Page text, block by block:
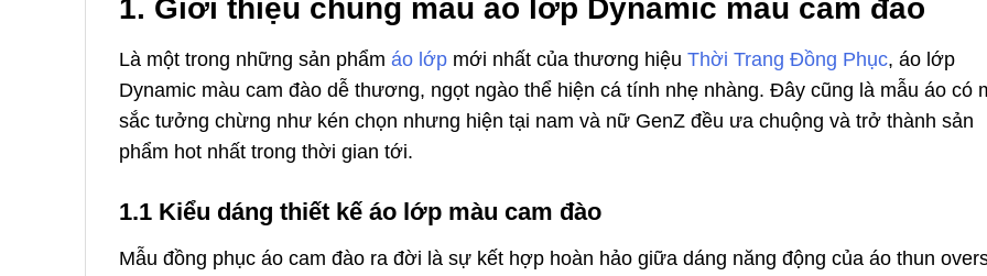
1. Giới thiệu chung mẫu áo lớp Dynamic màu cam đào
Là một trong những sản phẩm áo lớp mới nhất của thương hiệu Thời Trang Đồng Phục, áo lớp
Dynamic màu cam đào dễ thương, ngọt ngào thể hiện cá tính nhẹ nhàng. Đây cũng là mẫu áo có
sắc tưởng chừng như kén chọn nhưng hiện tại nam và nữ GenZ đều ưa chuộng và trở thành sản
phẩm hot nhất trong thời gian tới.
1.1 Kiểu dáng thiết kế áo lớp màu cam đào
Mẫu đồng phục áo cam đào ra đời là sự kết hợp hoàn hảo giữa dáng năng động của áo thun